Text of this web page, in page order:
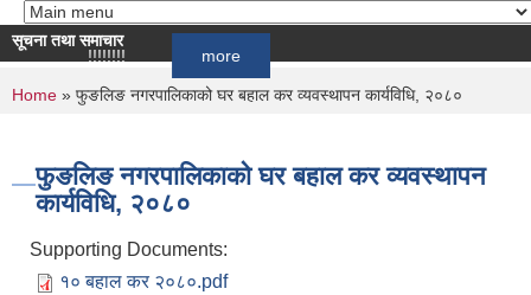
सूचना तथा समाचार
You are here
Home » फुङलिङ नगरपालिकाको घर बहाल कर व्यवस्थापन कार्यविधि, २०८०
फुङलिङ नगरपालिकाको घर बहाल कर व्यवस्थापन
कार्यविधि, २०८०
Supporting Documents:
१० बहाल कर २०८०.pdf